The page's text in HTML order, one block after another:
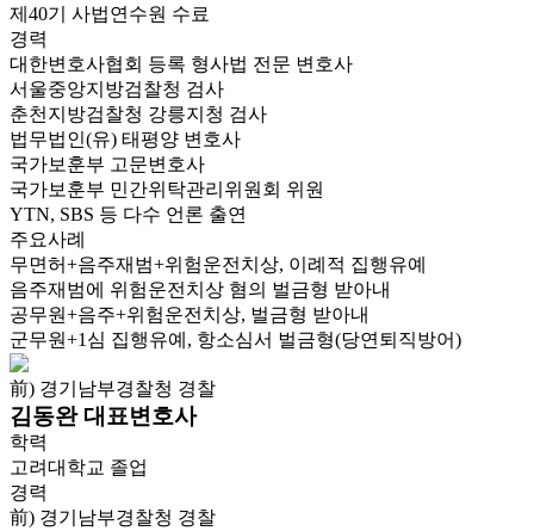
제40기 사법연수원 수료
경력
대한변호사협회 등록 형사법 전문 변호사
서울중앙지방검찰청 검사
춘천지방검찰청 강릉지청 검사
법무법인(유) 태평양 변호사
국가보훈부 고문변호사
국가보훈부 민간위탁관리위원회 위원
YTN, SBS 등 다수 언론 출연
주요사례
무면허+음주재범+위험운전치상, 이례적 집행유예
음주재범에 위험운전치상 혐의 벌금형 받아내
공무원+음주+위험운전치상, 벌금형 받아내
군무원+1심 집행유예, 항소심서 벌금형(당연퇴직방어)
前) 경기남부경찰청 경찰
김동완 대표변호사
학력
고려대학교 졸업
경력
前) 경기남부경찰청 경찰